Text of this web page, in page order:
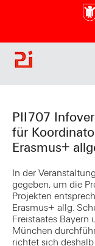
PII707
für
Erasmus+
In der
gegeben, um die
Projekten
Erasmus+ allg.
Freistaates
München
richtet sich